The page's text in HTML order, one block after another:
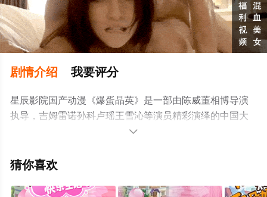
剧情介绍 我要评分
星辰影院国产动漫《爆蛋晶英》是一部由陈威董相博导演
执导，吉姆雷诺孙科卢瑶王雪沁等演员精彩演绎的中国大
陆动漫，手机免费观看高清无删减完整版动漫全集就上星
网等平台了解。

猜你喜欢